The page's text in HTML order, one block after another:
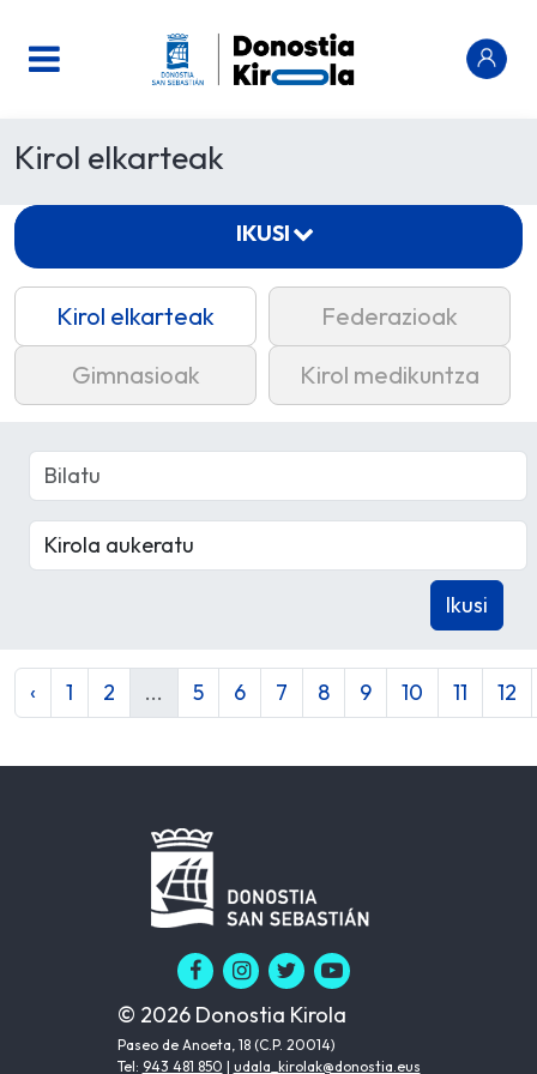
Kirol elkarteak
Kirol elkarteak
Federazioak
Gimnasioak
Kirol medikuntza
‹ 1 2 ... 5 6 7 8 9 10 11 12
IKUSI
© 2026 Donostia Kirola
Paseo de Anoeta, 18 (C.P. 20014)
Tel: 943 481 850 | udala_kirolak@donostia.eus